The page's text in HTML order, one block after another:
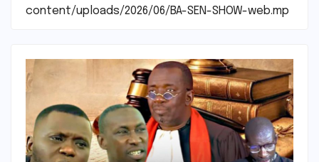
content/uploads/2026/06/BA-SEN-SHOW-web.mp